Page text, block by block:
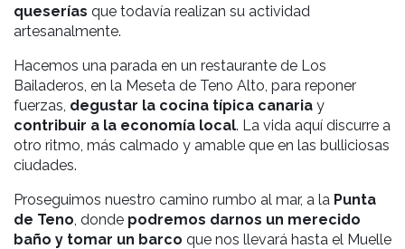
queserías que todavía realizan su actividad
artesanalmente.
Hacemos una parada en un restaurante de Los
Bailaderos, en la Meseta de Teno Alto, para reponer
fuerzas, degustar la cocina típica canaria y
contribuir a la economía local. La vida aquí discurre a
otro ritmo, más calmado y amable que en las bulliciosas
ciudades.
Proseguimos nuestro camino rumbo al mar, a la Punta
de Teno , donde podremos darnos un merecido
baño y tomar un barco que nos llevará hasta el Muelle